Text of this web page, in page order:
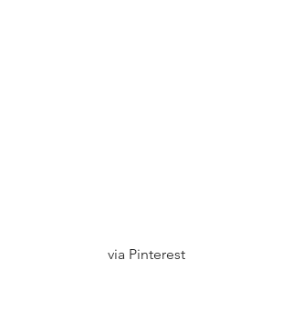
via Pinterest